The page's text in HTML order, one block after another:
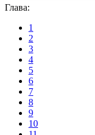
Глава:
1
2
3
4
5
6
7
8
9
10